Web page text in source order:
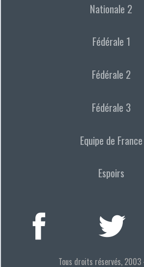
Nationale 2
Fédérale 1
Fédérale 2
Fédérale 3
Equipe de France
Espoirs
Tous droits réservés,